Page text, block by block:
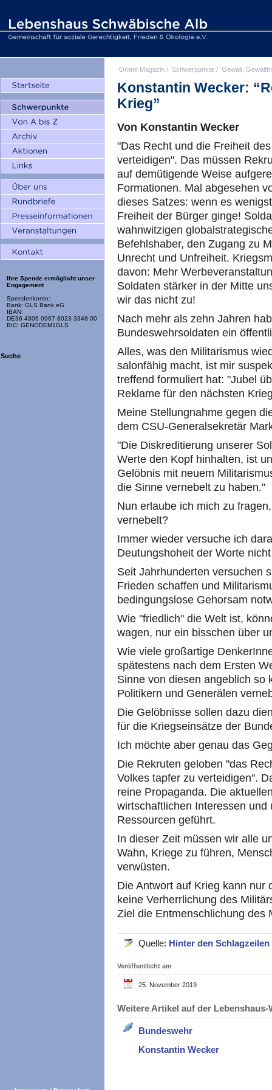
Ihre Spende ermöglicht unser
Engagement
Spendenkonto:
Bank: GLS Bank eG
IBAN:
DE36 4306 0967 8023 3348 00
BIC: GENODEM1GLS
Suche
Online Magazin / Schwerpunkte / Gewalt,
Konstantin Wecker:
Krieg”
Von Konstantin Wecker
"Das Recht und die Freiheit
verteidigen". Das müssen
auf demütigende Weise
Formationen. Mal abgesehen
dieses Satzes: wenn es
Freiheit der Bürger ginge!
wahnwitzigen
Befehlshaber, den Zugang zu
Unrecht und Unfreiheit.
davon: Mehr
Soldaten stärker in der Mitte
wir das nicht zu!
Nach mehr als zehn Jahren
Bundeswehrsoldaten ein
Alles, was den Militarismus
salonfähig macht, ist mir
treffend formuliert hat: "Jubel
Reklame für den nächsten
Meine Stellungnahme gegen
dem CSU-Generalsekretär
"Die Diskreditierung unserer
Werte den Kopf hinhalten, ist
Gelöbnis mit neuem
die Sinne vernebelt zu haben."
Nun erlaube ich mich zu
vernebelt?
Immer wieder versuche ich
Deutungshoheit der Worte
Seit Jahrhunderten versuchen
Frieden schaffen und
bedingungslose Gehorsam
Wie "friedlich" die Welt ist,
wagen, nur ein bisschen über
Wie viele großartige
spätestens nach dem Ersten
Sinne von diesen angeblich so
Politikern und Generälen
Die Gelöbnisse sollen dazu
für die Kriegseinsätze der
Ich möchte aber genau das
Die Rekruten geloben "das
Volkes tapfer zu verteidigen".
reine Propaganda. Die
wirtschaftlichen Interessen
Ressourcen geführt.
In dieser Zeit müssen wir alle
Wahn, Kriege zu führen,
verwüsten.
Die Antwort auf Krieg kann nur
keine Verherrlichung des
Ziel die Entmenschlichung des
Quelle: Hinter den Schlagzeilen
Veröffentlicht am
25. November 2019
Weitere Artikel auf der
Bundeswehr
Konstantin Wecker